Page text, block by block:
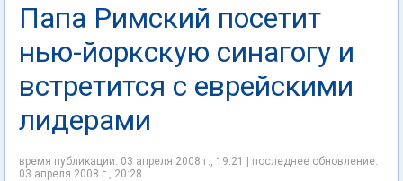
Папа Римский посетит
нью-йоркскую синагогу и
встретится с еврейскими
лидерами
время публикации: 03 апреля 2008 г., 19:21 | последнее обновление:
03 апреля 2008 г., 20:28